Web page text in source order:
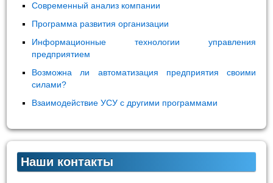
Современный анализ компании
Программа развития организации
Информационные технологии управления
предприятием
Возможна ли автоматизация предприятия своими
силами?
Взаимодействие УСУ с другими программами
Наши контакты